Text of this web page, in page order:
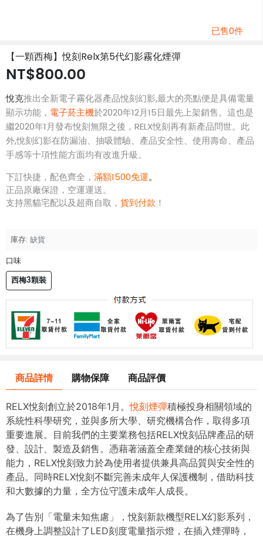
已售0件
【一顆西梅】悅刻Relx第5代幻影霧化煙彈
NT$800.00
悅克推出全新電子霧化器產品悅刻幻影,最大的亮點便是具備電量
顯示功能， 電子菸主機於2020年12月15日最先上架銷售。這也是
繼2020年1月發布悅刻無限之後，RELX悅刻再有新產品問世。此
外,悅刻幻影在防漏油、抽吸體驗、產品安全性、使用壽命、產品
手感等十項性能方面均有改進升級。
下訂快捷，配色齊全， 滿額1500免運。
正品原廠保證，空運運送。
支持黑貓宅配以及超商自取， 貨到付款 ！
庫存: 缺貨
口味
西梅3顆裝
商品詳情 購物保障 商品評價
RELX悅刻創立於2018年1月。悅刻煙彈積極投身相關領域的
系統性科學研究，並與多所大學、研究機構合作，取得多項
重要進展。目前我們的主要業務包括RELX悅刻品牌產品的研
發、設計、製造及銷售。憑藉著涵蓋全產業鏈的核心技術與
能力，RELX悅刻致力於為使用者提供兼具高品質與安全性的
產品。同時RELX悅刻不斷完善未成年人保護機制，借助科技
和大數據的力量，全方位守護未成年人成長。
為了告別「電量未知焦慮」，悅刻新款機型RELX幻影系列，
在機身上調整設計了LED刻度電量指示燈，在插入煙彈時，